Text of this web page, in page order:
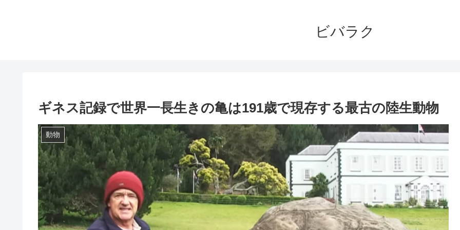
ビバラク
ギネス記録で世界一長生きの亀は191歳で現存する最古の陸生動物
動物